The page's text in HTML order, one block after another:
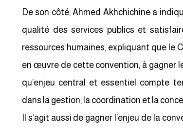
De son côté, Ahmed Akhchichine a
qualité des services publics et
ressources humaines, expliquant que le
en œuvre de cette convention, à gagner
qu’enjeu central et essentiel compte
dans la gestion, la coordination et la
Il s’agit aussi de gagner l’enjeu de la